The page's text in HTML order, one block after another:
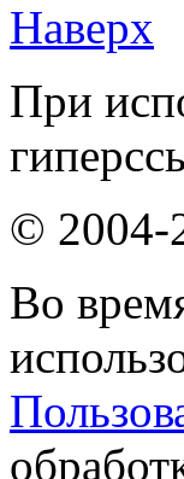
Наверх
При
© 2004-
Во